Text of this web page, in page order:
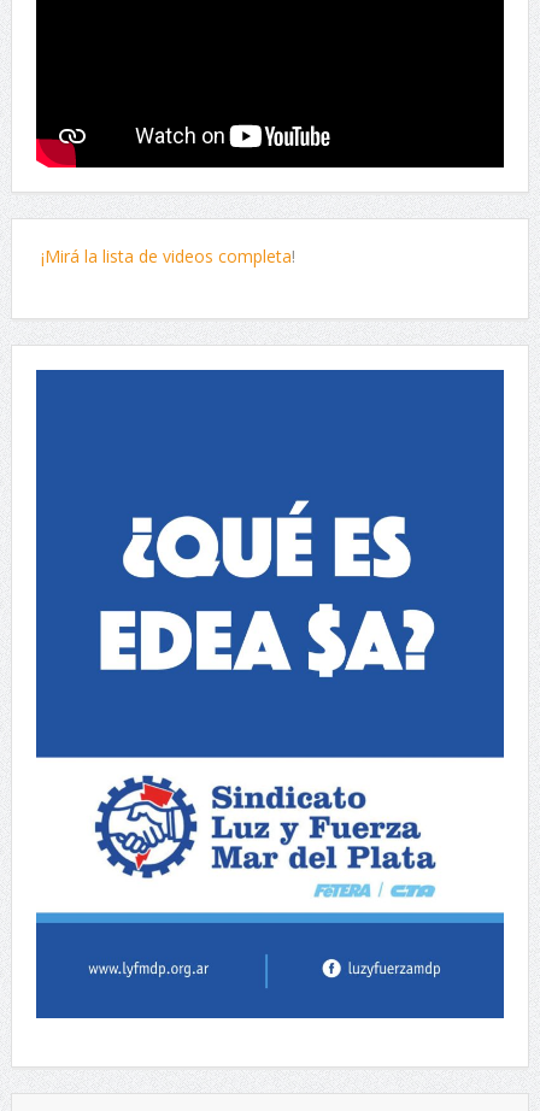
¡Mirá la lista de videos completa!